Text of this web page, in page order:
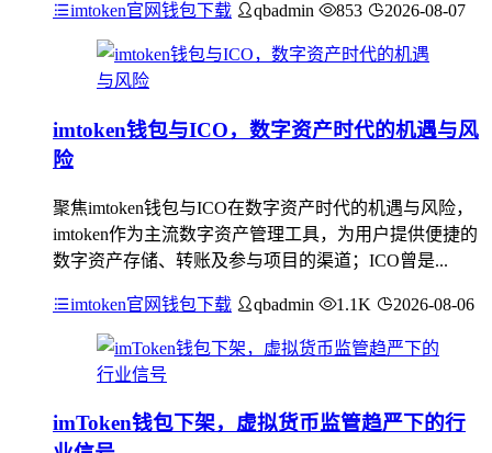
imtoken官网钱包下载 qbadmin 853 2026-08-07
imtoken钱包与ICO，数字资产时代的机遇与风
险
聚焦imtoken钱包与ICO在数字资产时代的机遇与风险，
imtoken作为主流数字资产管理工具，为用户提供便捷的
数字资产存储、转账及参与项目的渠道；ICO曾是...
imtoken官网钱包下载 qbadmin 1.1K 2026-08-06
imToken钱包下架，虚拟货币监管趋严下的行